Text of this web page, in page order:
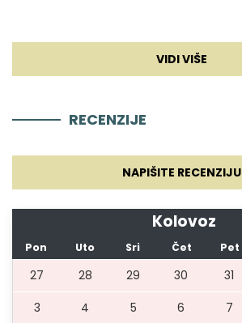
Hranilica
Mikser
TV
Sat TV
RECENZIJE
NAPIŠITE RECENZIJU
Kolovoz
Pon Uto Sri Čet Pet
27 28 29 30 31
3
4 5 6 7